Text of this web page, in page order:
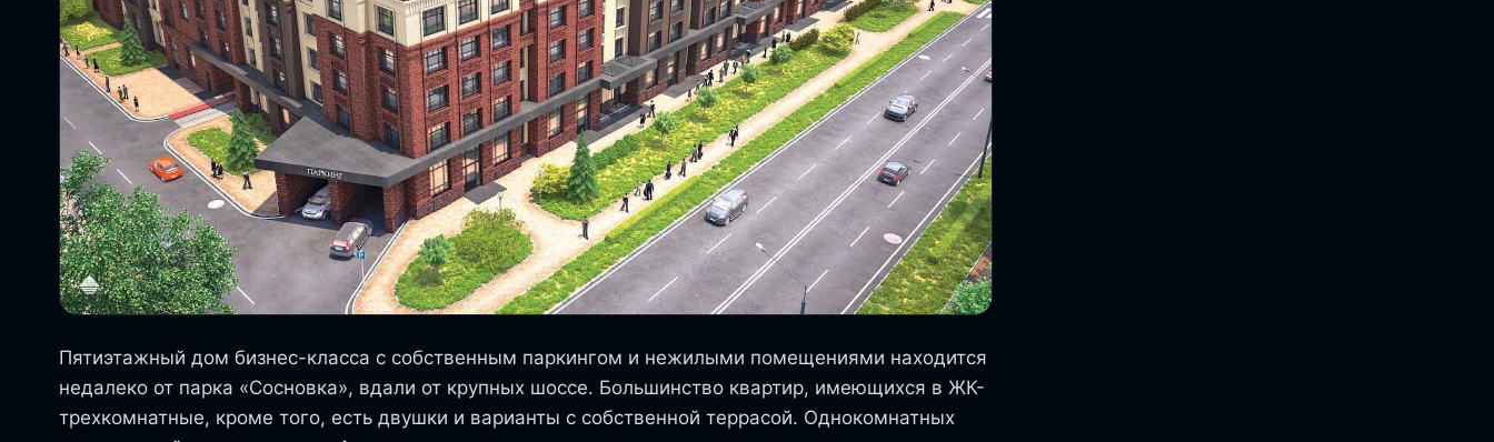
Пятиэтажный дом бизнес-класса с собственным паркингом и нежилыми помещениями находится
недалеко от парка «Сосновка», вдали от крупных шоссе. Большинство квартир, имеющихся в ЖК-
трехкомнатные, кроме того, есть двушки и варианты с собственной террасой. Однокомнатных